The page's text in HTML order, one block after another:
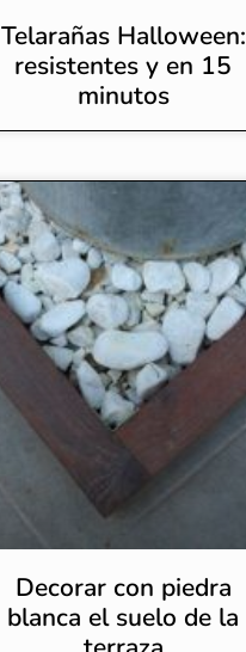
Telarañas Halloween:
resistentes y en 15
minutos
Decorar con piedra
blanca el suelo de la